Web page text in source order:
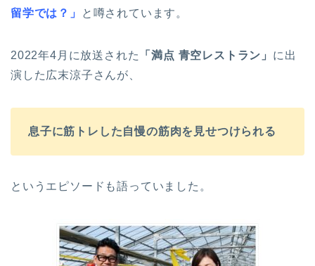
留学では？」 と噂されています。
2022年4月に放送された 「満点 青空レストラン」 に出
演した広末涼子さんが、
息子に筋トレした自慢の筋肉を見せつけられる
というエピソードも語っていました。